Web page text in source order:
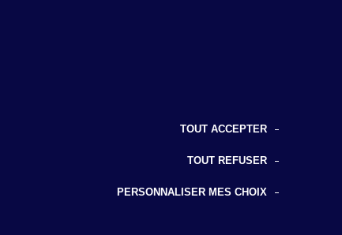
TOUT ACCEPTER
TOUT REFUSER
PERSONNALISER MES CHOIX